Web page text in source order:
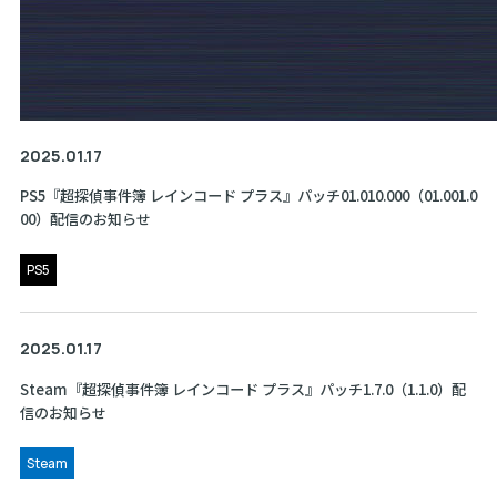
2025.01.17
PS5『超探偵事件簿 レインコード プラス』パッチ01.010.000（01.001.0
00）配信のお知らせ
PS5
2025.01.17
Steam『超探偵事件簿 レインコード プラス』パッチ1.7.0（1.1.0）配
信のお知らせ
Steam